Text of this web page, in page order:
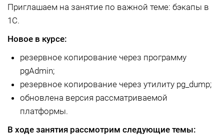
Приглашаем на занятие по важной теме: бэкапы в
1С.
Новое в курсе:
резервное копирование через программу
pgAdmin;
резервное копирование через утилиту pg_dump;
обновлена версия рассматриваемой
платформы.
В ходе занятия рассмотрим следующие темы: